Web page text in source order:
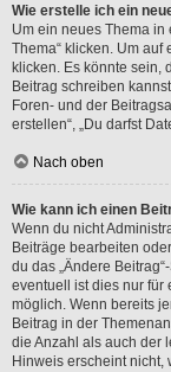
Wie erstelle ich ein
Um ein neues Thema in
Thema“ klicken. Um auf
klicken. Es könnte sein,
Beitrag schreiben
Foren- und der
erstellen“, „Du darfst
Nach oben
Wie kann ich einen
Wenn du nicht
Beiträge bearbeiten
du das „Ändere
eventuell ist dies nur für
möglich. Wenn bereits
Beitrag in der
die Anzahl als auch der
Hinweis erscheint nicht,